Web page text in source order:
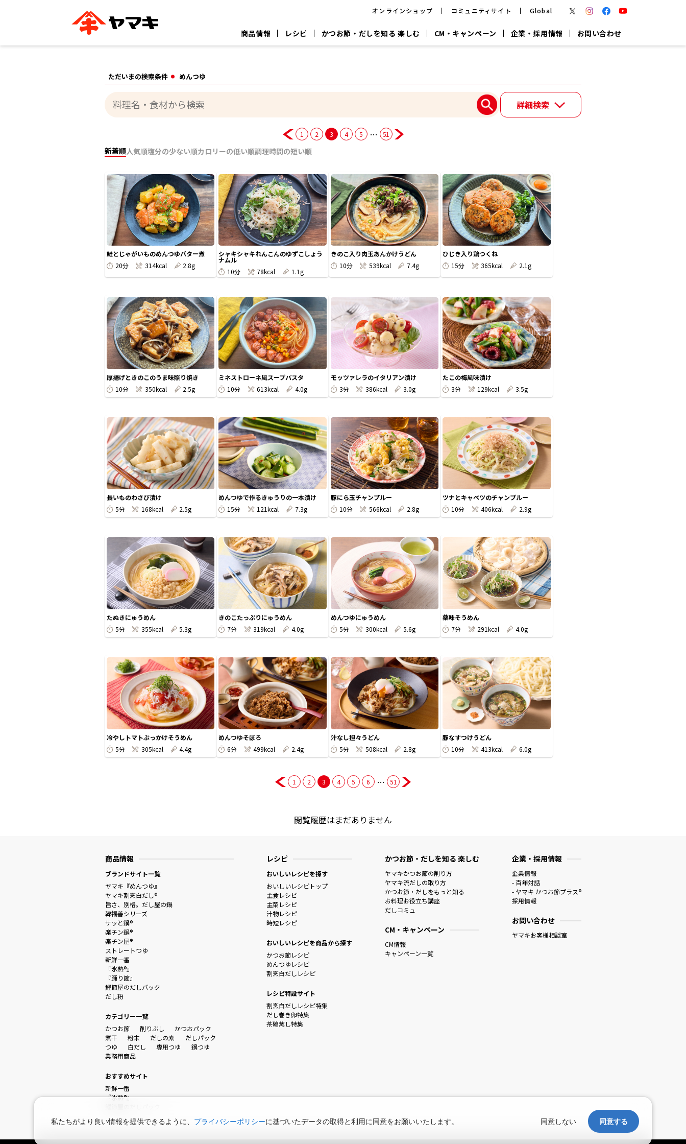
オンラインショップ コミュニティサイト Global
商品情報 レシピ かつお節・だしを知る 楽しむ CM・キャンペーン 企業・採用情報 お問い合わせ
ヤマキ
『めんつゆ』
ヤマキ
割烹白だし®
だし屋の鍋
だし粉
カテゴリー別
削りぶし かつおパック 煮干 粉末 だしの素 だしパック つゆ 白だし 専用調味料 鍋つゆ
おいしいレシピTOP
汁物レシピ
ヤマキの
割烹白だし
ジョブリターン制
ただいまの検索条件 めんつゆ
詳細検索
1 2 3 4 5 … 51
新着順人気順塩分の少ない順カロリーの低い順調理時間の短い順
鮭とじゃがいものめんつゆバター煮
20分
314kcal 2.8g
シャキシャキれんこんのゆずこしょう
ナムル
10分
78kcal 1.1g
きのこ入り肉玉あんかけうどん
10分
539kcal 7.4g
ひじき入り鶏つくね
15分
365kcal 2.1g
厚揚げときのこのうま味照り焼き
10分
350kcal 2.5g
ミネストローネ風スープパスタ
10分
613kcal 4.0g
モッツァレラのイタリアン漬け
3分
386kcal 3.0g
たこの梅風味漬け
3分
129kcal 3.5g
長いものわさび漬け
5分
168kcal 2.5g
めんつゆで作るきゅうりの一本漬け
15分
121kcal 7.3g
豚にら玉チャンプルー
10分
566kcal 2.8g
ツナとキャベツのチャンプルー
10分
406kcal 2.9g
たぬきにゅうめん
5分
355kcal 5.3g
きのこたっぷりにゅうめん
7分
319kcal 4.0g
めんつゆにゅうめん
5分
300kcal 5.6g
薬味そうめん
7分
291kcal 4.0g
冷やしトマトぶっかけそうめん
5分
305kcal 4.4g
めんつゆそぼろ
6分
499kcal 2.4g
汁なし担々うどん
5分
508kcal 2.8g
豚なすつけうどん
10分
413kcal 6.0g
1 2 3 4 5 6 … 51
閲覧履歴はまだありません
商品情報
ブランドサイト一覧
ヤマキ『めんつゆ』
ヤマキ割烹白だし®
旨さ、別格。だし屋の鍋
韓福善シリーズ
サッと鍋®
楽チン鍋®
楽チン屋®
ストレートつゆ
新鮮一番
『氷熟®』
『踊り節』
鰹節屋のだしパック
だし粉
カテゴリー一覧
かつお節
削りぶし
かつおパック
煮干
粉末 だしの素
だしパック
つゆ
白だし 専用つゆ
鍋つゆ
業務用商品
おすすめサイト
新鮮一番
『氷熟®』
レシピ
おいしいレシピを探す
おいしいレシピトップ
主食レシピ
主菜レシピ
汁物レシピ
時短レシピ
おいしいレシピを商品から探す
かつお節レシピ
めんつゆレシピ
割烹白だしレシピ
レシピ特設サイト
割烹白だしレシピ特集
だし巻き卵特集
茶碗蒸し特集
かつお節・だしを知る 楽しむ
ヤマキかつお節の削り方
ヤマキ流だしの取り方
かつお節・だしをもっと知る
お料理お役立ち講座
だしコミュ
CM・キャンペーン
CM情報
キャンペーン一覧
企業・採用情報
企業情報
- 百年対話
- ヤマキ かつお節プラス®
採用情報
お問い合わせ
ヤマキお客様相談室
私たちがより良い情報を提供できるように、 プライバシーポリシーに基づいたデータの取得と利用に同意をお願いいたします。 同意しない 同意する